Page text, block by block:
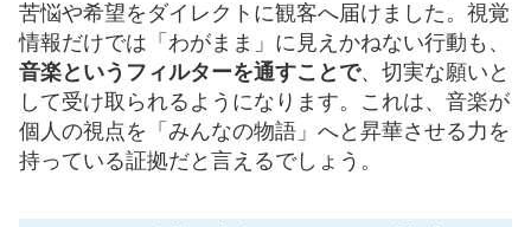
苦悩や希望をダイレクトに観客へ届けました。視覚
情報だけでは「わがまま」に見えかねない行動も、
音楽というフィルターを通すことで、切実な願いと
して受け取られるようになります。これは、音楽が
個人の視点を「みんなの物語」へと昇華させる力を
持っている証拠だと言えるでしょう。